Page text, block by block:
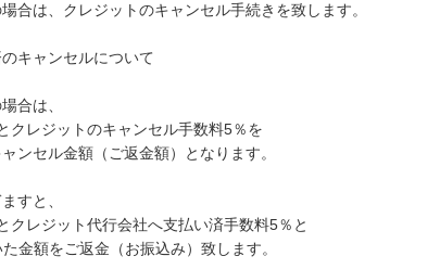
合は、クレジットのキャンセル手続きを致します。
キャンセルについて
合は、
クレジットのキャンセル手数料5％を
ンセル金額（ご返金額）となります。
すと、
クレジット代行会社へ支払い済手数料5％と
金額をご返金（お振込み）致します。